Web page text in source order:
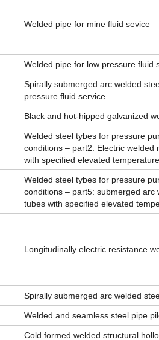
Welded pipe for mine fluid sevice
Welded pipe for low pressure fluid
Spirally submerged arc welded
pressure fluid service
Black and hot-hipped galvanized
Welded steel tybes for pressure
conditions – part2: Electric welded
with specified elevated
Welded steel tybes for pressure
conditions – part5: submerged arc
tubes with specified elevated
Longitudinally electric resistance
Spirally submerged arc welded
Welded and seamless steel pipe
Cold formed welded structural